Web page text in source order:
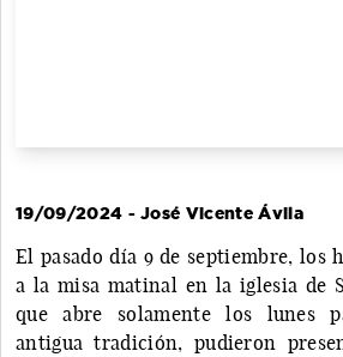
19/09/2024 - José Vicente Ávila
El pasado día 9 de septiembre, los
a la misa matinal en la iglesia de
que abre solamente los lunes
antigua tradición, pudieron